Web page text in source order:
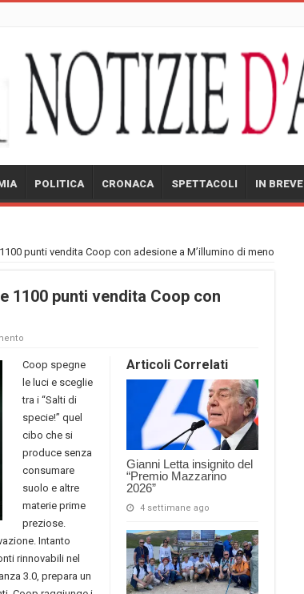
POLITICA CRONACA SPETTACOLI IN BREVE
punti vendita Coop con adesione a M’illumino di meno
1100 punti vendita Coop con
Articoli Correlati
Gianni Letta insignito del
“Premio Mazzarino
2026”
4 settimane ago
Coop spegne
le luci e sceglie
tra i “Salti di
specie!” quel
cibo che si
produce senza
consumare
suolo e altre
materie prime
preziose.
Intanto
rinnovabili nel
3.0, prepara un